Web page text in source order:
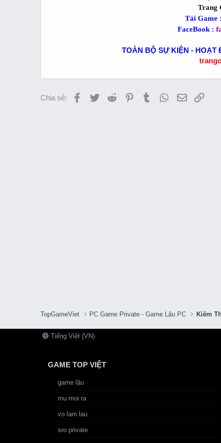
Trang
Tải Game :
FaceBook :
TOÀN BỘ SỰ KIỆN - HOẠT
Chia sẻ: Facebook
TwitterReddit PinterestTumblr WhatsApp
EmailLink
TopGameViet PC Game Private - Game Lậu PC Kiếm
Tiếng Việt (VN)
GAME TOP VIỆT
game lậu
mu moi ra
vo lam lau
sro private